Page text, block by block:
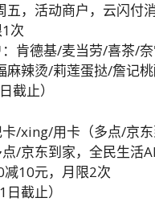
五，活动商户，云闪付
次
肯德基/麦当劳/喜茶/
麻辣烫/莉莲蛋挞/詹记
截止）
/xing/用卡（多点/京东
/京东到家，全民生活
减10元，月限2次
日截止）